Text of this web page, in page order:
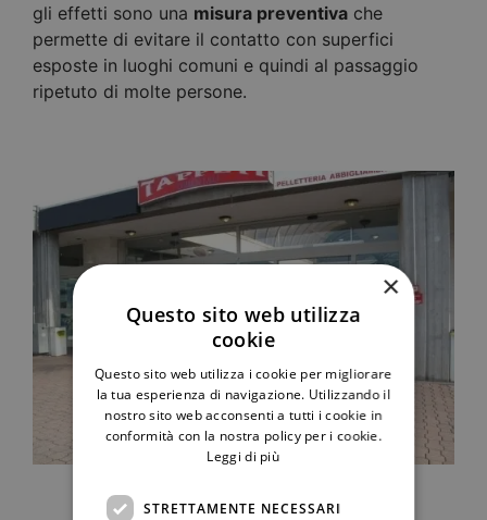
gli effetti sono una misura preventiva che
permette di evitare il contatto con superfici
esposte in luoghi comuni e quindi al passaggio
ripetuto di molte persone.
×
Questo sito web utilizza
cookie
Questo sito web utilizza i cookie per migliorare
la tua esperienza di navigazione. Utilizzando il
nostro sito web acconsenti a tutti i cookie in
conformità con la nostra policy per i cookie.
Leggi di più
STRETTAMENTE NECESSARI